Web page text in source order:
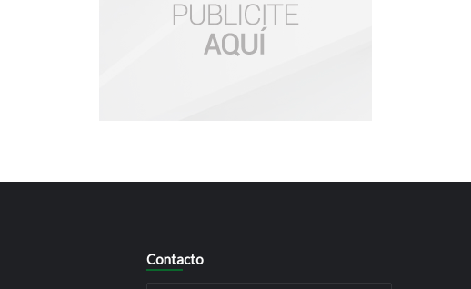
Contacto